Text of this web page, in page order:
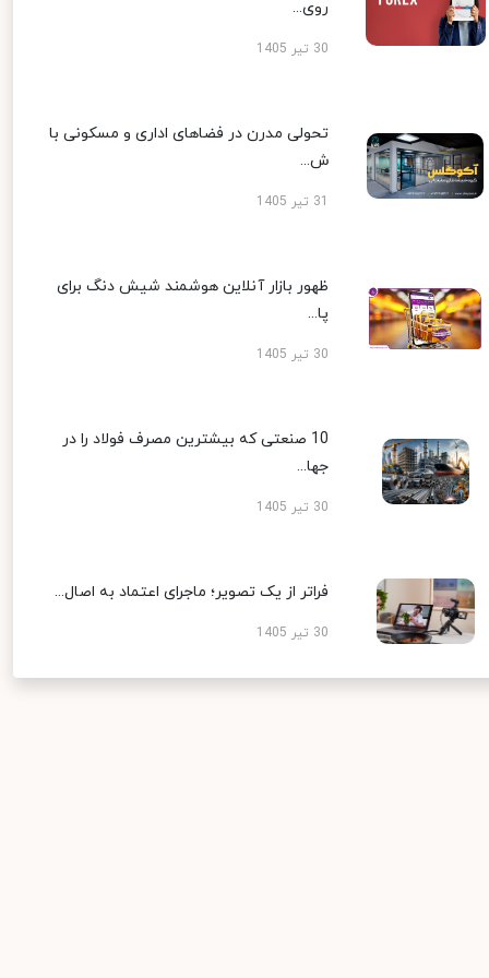
روی...
30 تیر 1405
تحولی مدرن در فضاهای اداری و مسکونی با
ش...
ظهور بازار آنلاین هوشمند شیش دنگ برای
پا...
30 تیر 1405
10 صنعتی که بیشترین مصرف فولاد را در
جها...
30 تیر 1405
فراتر از یک تصویر؛ ماجرای اعتماد به اصال...
30 تیر 1405